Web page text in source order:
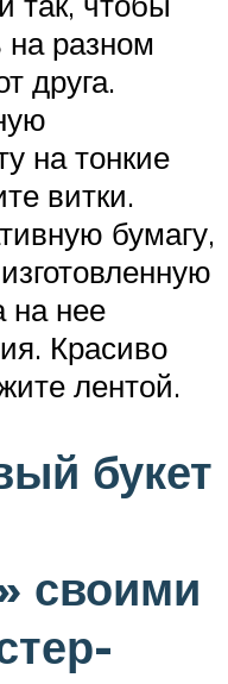
на разном
друга.
на тонкие
витки.
бумагу,
на нее
Красиво
лентой.
букет
своими